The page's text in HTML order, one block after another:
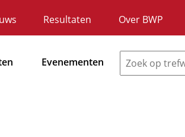
Resultaten Over BWP
Evenementen